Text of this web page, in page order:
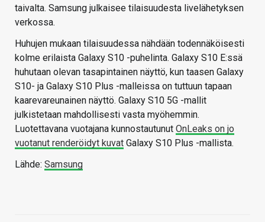
taivalta. Samsung julkaisee tilaisuudesta livelähetyksen
verkossa.
Huhujen mukaan tilaisuudessa nähdään todennäköisesti
kolme erilaista Galaxy S10 -puhelinta. Galaxy S10 E:ssä
huhutaan olevan tasapintainen näyttö, kun taasen Galaxy
S10- ja Galaxy S10 Plus -malleissa on tuttuun tapaan
kaarevareunainen näyttö. Galaxy S10 5G -mallit
julkistetaan mahdollisesti vasta myöhemmin.
Luotettavana vuotajana kunnostautunut OnLeaks on jo
vuotanut renderöidyt kuvat Galaxy S10 Plus -mallista.
Lähde: Samsung